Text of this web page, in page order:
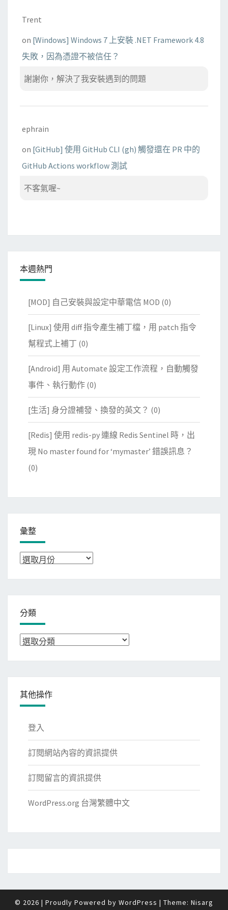
Trent
on [Windows] Windows 7 上安裝 .NET Framework 4.8
失敗，因為憑證不被信任？
謝謝你，解決了我安裝遇到的問題
ephrain
on [GitHub] 使用 GitHub CLI (gh) 觸發還在 PR 中的
GitHub Actions workflow 測試
不客氣喔~
本週熱門
[MOD] 自己安裝與設定中華電信 MOD (0)
[Linux] 使用 diff 指令產生補丁檔，用 patch 指令
幫程式上補丁 (0)
[Android] 用 Automate 設定工作流程，自動觸發
事件、執行動作 (0)
[生活] 身分證補發、換發的英文？ (0)
[Redis] 使用 redis-py 連線 Redis Sentinel 時，出
現 No master found for ‘mymaster’ 錯誤訊息？
(0)
彙整
彙
分類
分
其他操作
登入
訂閱網站內容的資訊提供
訂閱留言的資訊提供
WordPress.org 台灣繁體中文
© 2026 | Proudly Powered by WordPress | Theme: Nisarg